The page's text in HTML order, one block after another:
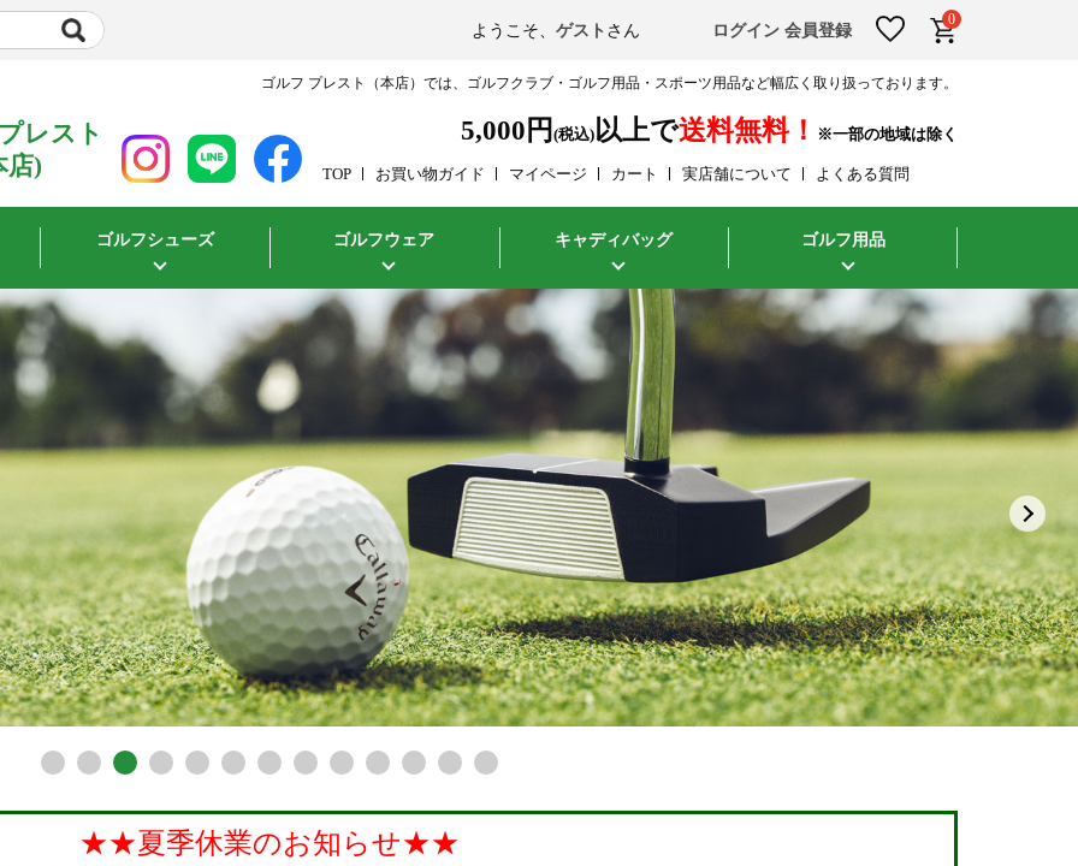
ようこそ、ゲスト さん ログイン 会員登録
0
ゴルフ プレスト（本店）では、ゴルフクラブ・ゴルフ用品・スポーツ用品など幅広く取り扱っております。
レスト
店)
5,000円 (税込)以上で送料無料！
TOP お買い物ガイド マイページ カート 実店舗について よくある質問
ゴルフシューズ ゴルフウェア キャディバッグ ゴルフ用品
★★夏季休業のお知らせ★★